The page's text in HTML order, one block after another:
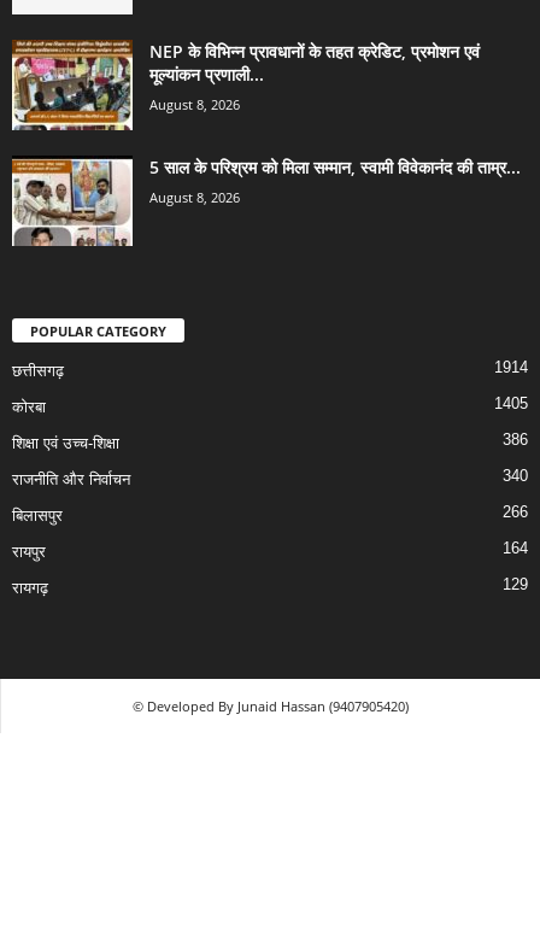
NEP के विभिन्न प्रावधानों के तहत क्रेडिट, प्रमोशन एवं
मूल्यांकन प्रणाली...
August 8, 2026
5 साल के परिश्रम को मिला सम्मान, स्वामी विवेकानंद की ताम्र...
August 8, 2026
POPULAR CATEGORY
छत्तीसगढ़ 1914
कोरबा 1405
शिक्षा एवं उच्च-शिक्षा 386
राजनीति और निर्वाचन 340
बिलासपुर 266
रायपुर 164
रायगढ़ 129
© Developed By Junaid Hassan (9407905420)